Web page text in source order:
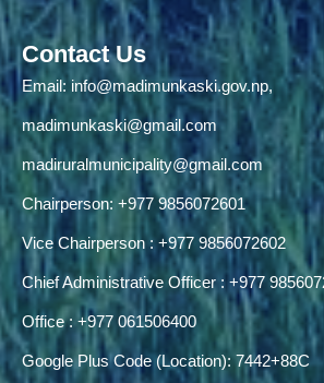
Contact Us
Email: info@madimunkaski.gov.np,
madimunkaski@gmail.com
madiruralmunicipality@gmail.com
Chairperson: +977 9856072601
Vice Chairperson : +977 9856072602
Chief Administrative Officer : +977
Office : +977 061506400
Google Plus Code (Location): 7442+88C